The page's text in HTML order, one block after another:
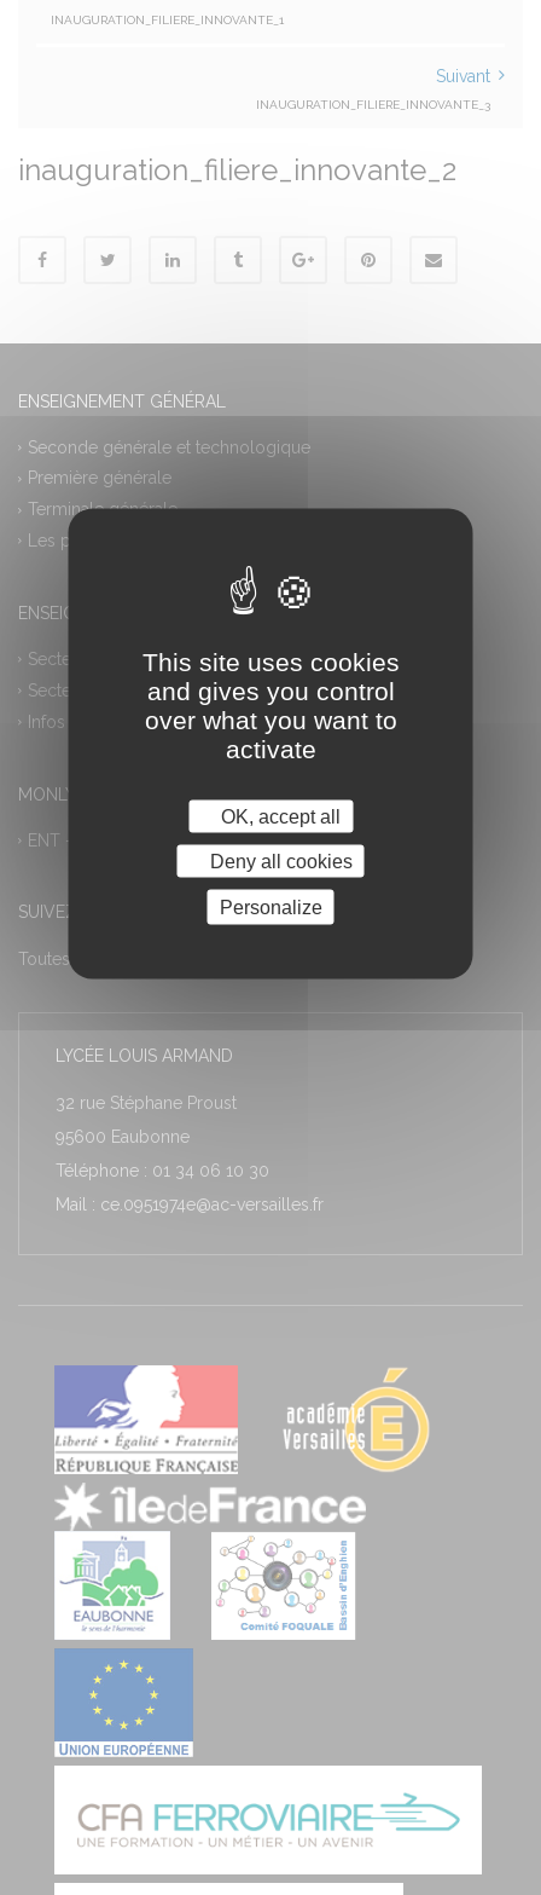
INAUGURATION_FILIERE_INNOVANTE_1
Suivant
INAUGURATION_FILIERE_INNOVANTE_3
inauguration_filiere_innovante_2
ENSEIGNEMENT GÉNÉRAL
Seconde générale et technologique
Première générale
Terminale générale
Les plus
ENSEIGNEMENT PROFESSIONNEL
Secteur industriel
Secteur tertiaire
Infos pratiques
MONLYCEE.NET (ENT) – PRONOTE
ENT – Accès à PRONOTE
SUIVEZ-NOUS
Toutes les actualités
LYCÉE LOUIS ARMAND
32 rue Stéphane Proust
95600 Eaubonne
Téléphone : 01 34 06 10 30
Mail : ce.0951974e@ac-versailles.fr
This site uses cookies
and gives you control
over what you want to
activate
OK, accept all
Deny all cookies
Personalize